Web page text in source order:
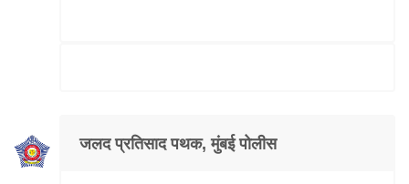
जलद प्रतिसाद पथक, मुंबई पोलीस